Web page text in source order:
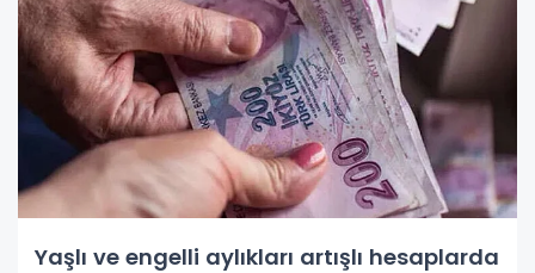
Yaşlı ve engelli aylıkları artışlı hesaplarda